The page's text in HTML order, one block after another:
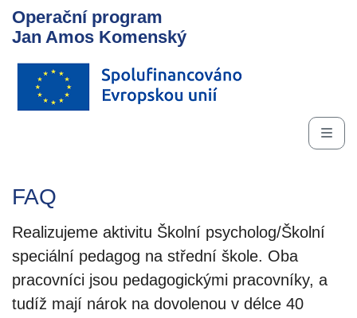
Operační program
Jan Amos Komenský
FAQ
Realizujeme aktivitu Školní psycholog/Školní
speciální pedagog na střední škole. Oba
pracovníci jsou pedagogickými pracovníky, a
tudíž mají nárok na dovolenou v délce 40